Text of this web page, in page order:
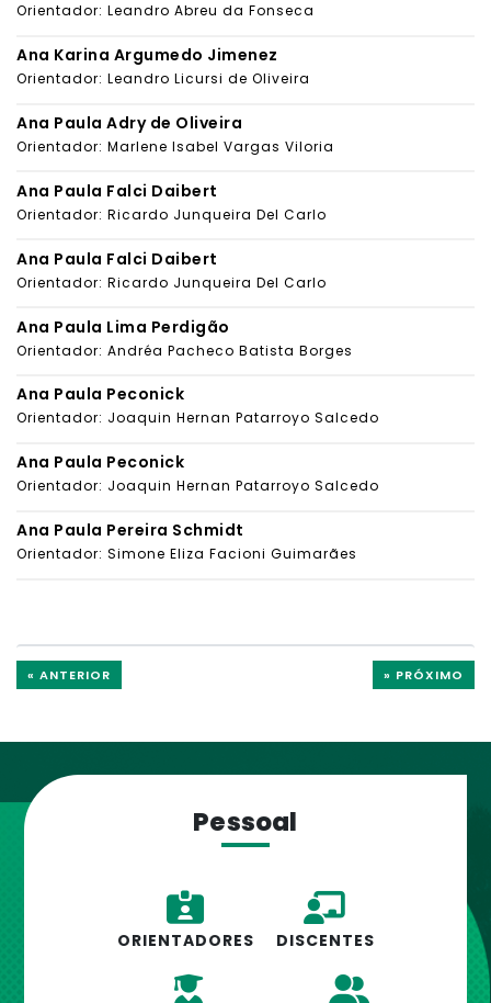
Orientador: Leandro Abreu da Fonseca
Ana Karina Argumedo Jimenez
Orientador: Leandro Licursi de Oliveira
Ana Paula Adry de Oliveira
Orientador: Marlene Isabel Vargas Viloria
Ana Paula Falci Daibert
Orientador: Ricardo Junqueira Del Carlo
Ana Paula Falci Daibert
Orientador: Ricardo Junqueira Del Carlo
Ana Paula Lima Perdigão
Orientador: Andréa Pacheco Batista Borges
Ana Paula Peconick
Orientador: Joaquin Hernan Patarroyo Salcedo
Ana Paula Peconick
Orientador: Joaquin Hernan Patarroyo Salcedo
Ana Paula Pereira Schmidt
Orientador: Simone Eliza Facioni Guimarães
« ANTERIOR » PRÓXIMO
Pessoal
ORIENTADORES DISCENTES